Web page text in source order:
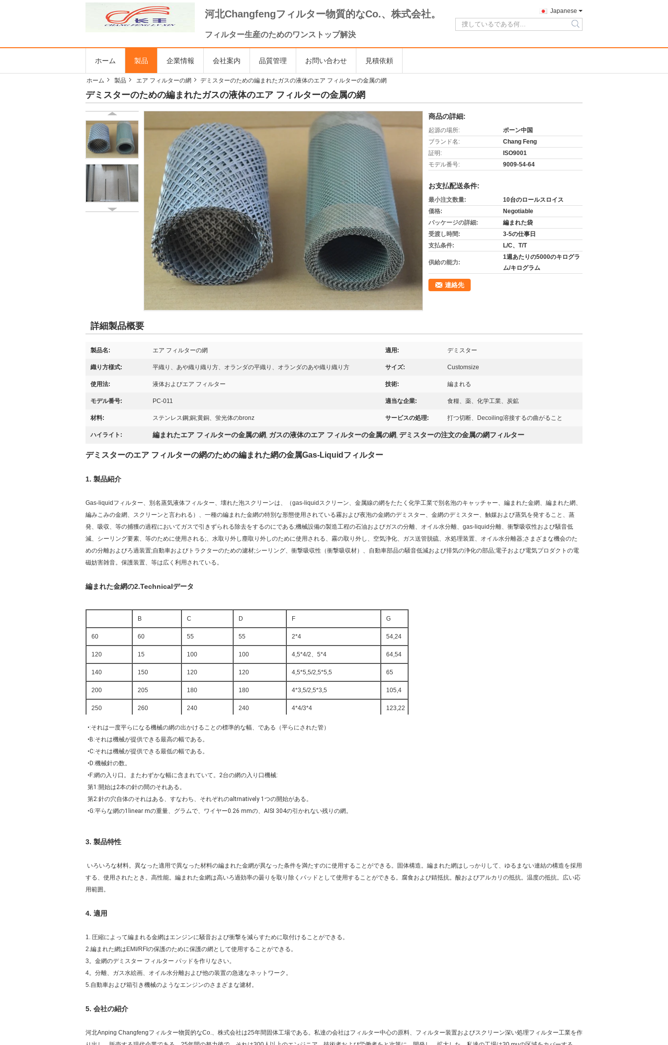
メッセージ
河北Changfengフィルター物質的なCo.、株式会社。
フィルター生産のためのワンストップ解決
Japanese
search
ホーム 製品 企業情報 会社案内 品質管理 お問い合わせ 見積依頼
ホーム 製品 エア フィルターの網 デミスターのための編まれたガスの液体のエア フィルターの金属の網
デミスターのための編まれたガスの液体のエア フィルターの金属の網
商品の詳細:
起源の場所:
ポーン中国
ブランド名:
Chang Feng
証明:
ISO9001
モデル番号:
9009-54-64
お支払配送条件:
最小注文数量:
10台のロールスロイス
価格:
Negotiable
パッケージの詳細:
編まれた袋
受渡し時間:
3-5の仕事日
支払条件:
L/C、T/T
供給の能力:
1週あたりの5000のキログラ
ム/キログラム
連絡先
詳細製品概要
製品名: エア フィルターの網 適用: デミスター
織り方様式: 平織り、あや織り織り方、オランダの平織り、オランダのあや織り織り方 サイズ: Customsize
使用法: 液体およびエア フィルター 技術: 編まれる
モデル番号: PC-011 適当な企業: 食糧、薬、化学工業、炭鉱
材料: ステンレス鋼;銅;黄銅、蛍光体のbronz サービスの処理: 打つ切断、Decoiling溶接するの曲がること
ハイライト: 編まれたエア フィルターの金属の網, ガスの液体のエア フィルターの金属の網, デミスターの注文の金属の網フィルター
デミスターのエア フィルターの網のための編まれた網の金属Gas-Liquidフィルター
1. 製品紹介
Gas-liquidフィルター、別名蒸気液体フィルター、壊れた泡スクリーンは、（gas-liquidスクリーン、金属線の網をたたく化学工業で別名泡のキャッチャー、編まれた金網、編まれた網、
編みこみの金網、スクリーンと言われる）、一種の編まれた金網の特別な形態使用されている霧および夜泡の金網のデミスター、金網のデミスター、触媒および蒸気を発すること、蒸
発、吸収、等の捕獲の過程においてガスで引きずられる除去をするのにである;機械設備の製造工程の石油およびガスの分離、オイル水分離、gas-liquid分離、衝撃吸収性および騒音低
減、シーリング要素、等のために使用される;、水取り外し塵取り外しのために使用される、霧の取り外し、空気浄化、ガス送管脱硫、水処理装置、オイル水分離器;さまざまな機会のた
めの分離およびろ過装置;自動車およびトラクターのための濾材;シーリング、衝撃吸収性（衝撃吸収材）、自動車部品の騒音低減および排気の浄化の部品;電子および電気プロダクトの電
磁妨害雑音。保護装置、等は広く利用されている。
編まれた金網の2.Technicalデータ
B C D F G
60 60 55 55 2*4 54,24
120 15 100 100 4,5*4/2、5*4 64,54
140 150 120 120 4,5*5,5/2,5*5,5 65
200 205 180 180 4*3,5/2,5*3,5 105,4
250 260 240 240 4*4/3*4 123,22
410 420 380 380 5,2*3,5/3*3
560 565 490
560
•:それは一度平らになる機械の網の出かけることの標準的な幅、である（平らにされた管）
•B:それは機械が提供できる最高の幅である。
•C:それは機械が提供できる最低の幅である。
•D:機械針の数。
•F:網の入り口。またわずかな幅に含まれていて。2台の網の入り口機械:
第1:開始は2本の針の間のそれある。
第2:針の穴自体のそれはある、すなわち、それぞれのaltrnatively 1つの開始がある。
•G:平らな網の1linear mの重量、グラムで、ワイヤー0.26 mmの、AISI 304の引かれない残りの網。
3. 製品特性
いろいろな材料。異なった適用で異なった材料の編まれた金網が異なった条件を満たすのに使用することができる。固体構造。編まれた網はしっかりして、ゆるまない連結の構造を採用
する、使用されたとき。高性能。編まれた金網は高いろ過効率の曇りを取り除くパッドとして使用することができる。腐食および錆抵抗。酸およびアルカリの抵抗。温度の抵抗。広い応
用範囲。
4. 適用
1. 圧縮によって編まれる金網はエンジンに騒音および衝撃を減らすために取付けることができる。
2.編まれた網はEMI/RFIの保護のために保護の網として使用することができる。
3。金網のデミスター フィルター パッドを作りなさい。
4。分離、ガス水絵画、オイル水分離および他の装置の急速なネットワーク。
5.自動車および箱引き機械のようなエンジンのさまざまな濾材。
5. 会社の紹介
河北Anping Changfengフィルター物質的なCo.、株式会社は25年間固体工場である。私達の会社はフィルター中心の原料、フィルター装置およびスクリーン深い処理フィルター工業を作